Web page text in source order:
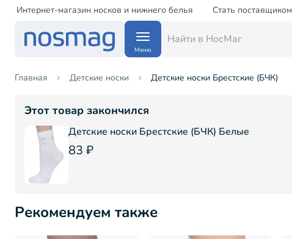
Интернет-магазин носков и нижнего белья Стать поставщиком
Меню
Главная Детские носки Детские носки Брестские (БЧК)
Этот товар закончился
Детские носки Брестские (БЧК) Белые
83 ₽
Рекомендуем также